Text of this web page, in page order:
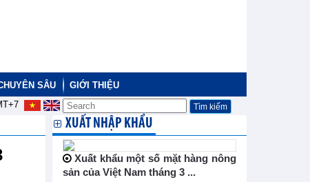
SÂU
GIỚI THIỆU
XUẤT NHẬP KHẨU
Xuất khẩu một số mặt hàng nông
sản của Việt Nam tháng 3 ...